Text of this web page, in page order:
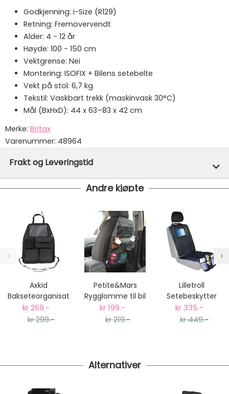
Godkjenning: i-Size (R129)
Retning: Fremovervendt
Alder: 4 - 12 år
Høyde: 100 - 150 cm
Vektgrense: Nei
Montering: ISOFIX + Bilens setebelte
Vekt på stol: 6,7 kg
Tekstil: Vaskbart trekk (maskinvask 30°C)
Mål (BxHxD): 44 x 63–83 x 42 cm
Merke: Britax
Varenummer: 48964
Frakt og Leveringstid
På lager hos oss - klar for utsendelse innen 24 timer
gjelder standard postpakke.
Ekspressfrakt med Bring Express og Widerøe koster
fra kr 129 - og dersom dette er tilgjengelig på ditt
postnummer vil du få det som et alternativ i kassen.
Gjennomsnittlig leveringstid hos Mimmis er en til tre
Vi har fri retur ved bytte.
Andre kjøpte
Axkid
Bakseteorganisator
med
Nettbrettholder
kr 269.-
kr 299.-
Petite&Mars
Rygglomme til bil
(Backseat
Organizer)
kr 199.-
kr 219.-
Lilletroll
Setebeskytter
Bilstol -
Sparketrekk med
kr 335.-
kr 449.-
Alternativer